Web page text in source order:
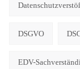
DSGVO
EDV-